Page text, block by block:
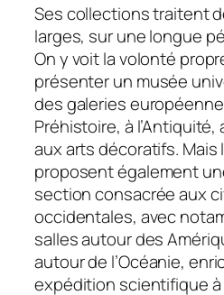
Ses collections traitent
larges, sur une longue
On y voit la volonté
présenter un musée
des galeries
Préhistoire, à
aux arts décoratifs.
proposent également
section consacrée aux
occidentales, avec
salles autour des
autour de l’Océanie,
expédition scientifique à